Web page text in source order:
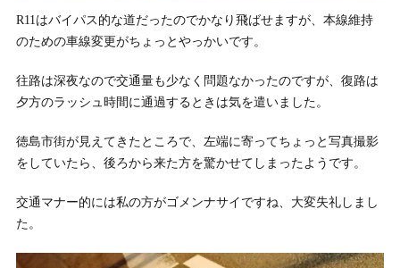
R11はバイパス的な道だったのでかなり飛ばせますが、本線維持
のための車線変更がちょっとやっかいです。
往路は深夜なので交通量も少なく問題なかったのですが、復路は
夕方のラッシュ時間に通過するときは気を遣いました。
徳島市街が見えてきたところで、左端に寄ってちょっと写真撮影
をしていたら、後ろから来た方を驚かせてしまったようです。
交通マナー的には私の方がゴメンナサイですね、大変失礼しまし
た。